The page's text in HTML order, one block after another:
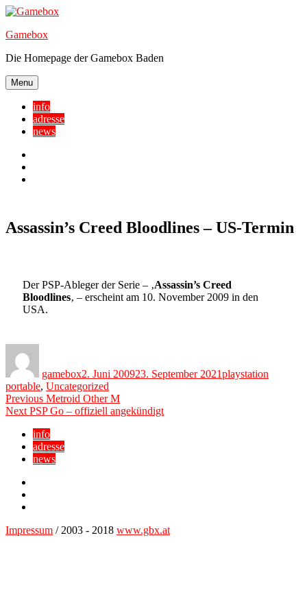
Skip
content
Gamebox
Die Homepage der Gamebox Baden
Menu
info
adresse
news
Assassin’s Creed Bloodlines – US-Termin
Der PSP-Ableger der Serie – ‚Assassin’s Creed
Bloodlines‚ – erscheint am 10. November 2009 in den
USA.
gamebox2. Juni 200923. September 2021playstation
portable, Uncategorized
Beitragsnavigation
Previous Previous
post:
Metroid Other M
Next Next
PSP Go – offiziell angekündigt
info
adresse
news
Impressum / 2003 - 2018 www.gbx.at